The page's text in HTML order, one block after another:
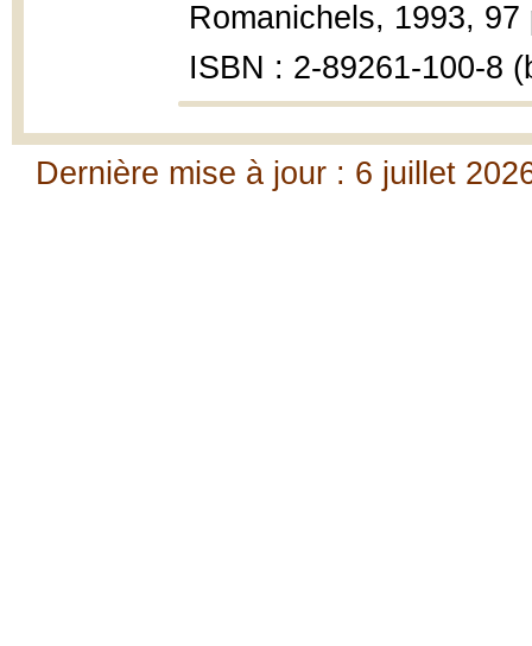
Romanichels, 1993,
ISBN : 2-89261-100-8
Dernière mise à jour : 6 juillet